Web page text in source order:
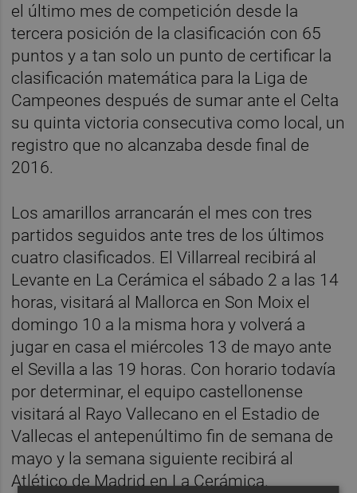
el último mes de competición desde la
tercera posición de la clasificación con 65
puntos y a tan solo un punto de certificar la
clasificación matemática para la Liga de
Campeones después de sumar ante el Celta
su quinta victoria consecutiva como local, un
registro que no alcanzaba desde final de
2016.
Los amarillos arrancarán el mes con tres
partidos seguidos ante tres de los últimos
cuatro clasificados. El Villarreal recibirá al
Levante en La Cerámica el sábado 2 a las 14
horas, visitará al Mallorca en Son Moix el
domingo 10 a la misma hora y volverá a
jugar en casa el miércoles 13 de mayo ante
el Sevilla a las 19 horas. Con horario todavía
por determinar, el equipo castellonense
visitará al Rayo Vallecano en el Estadio de
Vallecas el antepenúltimo fin de semana de
mayo y la semana siguiente recibirá al
Atlético de Madrid en La Cerámica.